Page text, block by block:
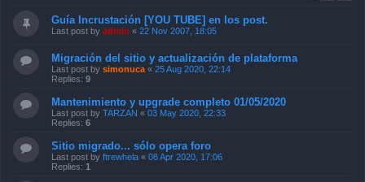
Guía Incrustación [YOU TUBE] en los post.
Last post by admin « 22 Nov 2007, 18:05
Migración del sitio y actualización de plataforma
Last post by simonuca « 25 Aug 2020, 22:14
Replies: 9
Mantenimiento y upgrade completo 01/05/2020
Last post by TARZAN « 03 May 2020, 22:33
Replies: 6
Sitio migrado... sólo opera foro
Last post by ftrewhela « 08 Apr 2020, 17:06
Replies: 1